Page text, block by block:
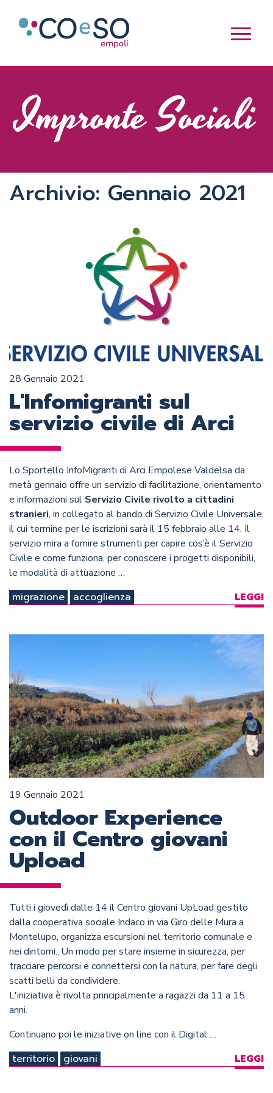
Impronte Sociali
Archivio: Gennaio 2021
28 Gennaio 2021
L'Infomigranti sul
servizio civile di Arci
Lo Sportello InfoMigranti di Arci Empolese Valdelsa da
metà gennaio offre un servizio di facilitazione, orientamento
e informazioni sul Servizio Civile rivolto a cittadini
stranieri, in collegato al bando di Servizio Civile Universale,
il cui termine per le iscrizioni sarà il 15 febbraio alle 14. Il
servizio mira a fornire strumenti per capire cos’è il Servizio
Civile e come funziona, per conoscere i progetti disponibili,
le modalità di attuazione …
migrazione accoglienza LEGGI
19 Gennaio 2021
Outdoor Experience
con il Centro giovani
Upload
Tutti i giovedì dalle 14 il Centro giovani UpLoad gestito
dalla cooperativa sociale Indaco in via Giro delle Mura a
Montelupo, organizza escursioni nel territorio comunale e
nei dintorni...Un modo per stare insieme in sicurezza, per
tracciare percorsi e connettersi con la natura, per fare degli
scatti belli da condividere.
L'iniziativa è rivolta principalmente a ragazzi da 11 a 15
anni.
Continuano poi le iniziative on line con il Digital …
territorio giovani LEGGI